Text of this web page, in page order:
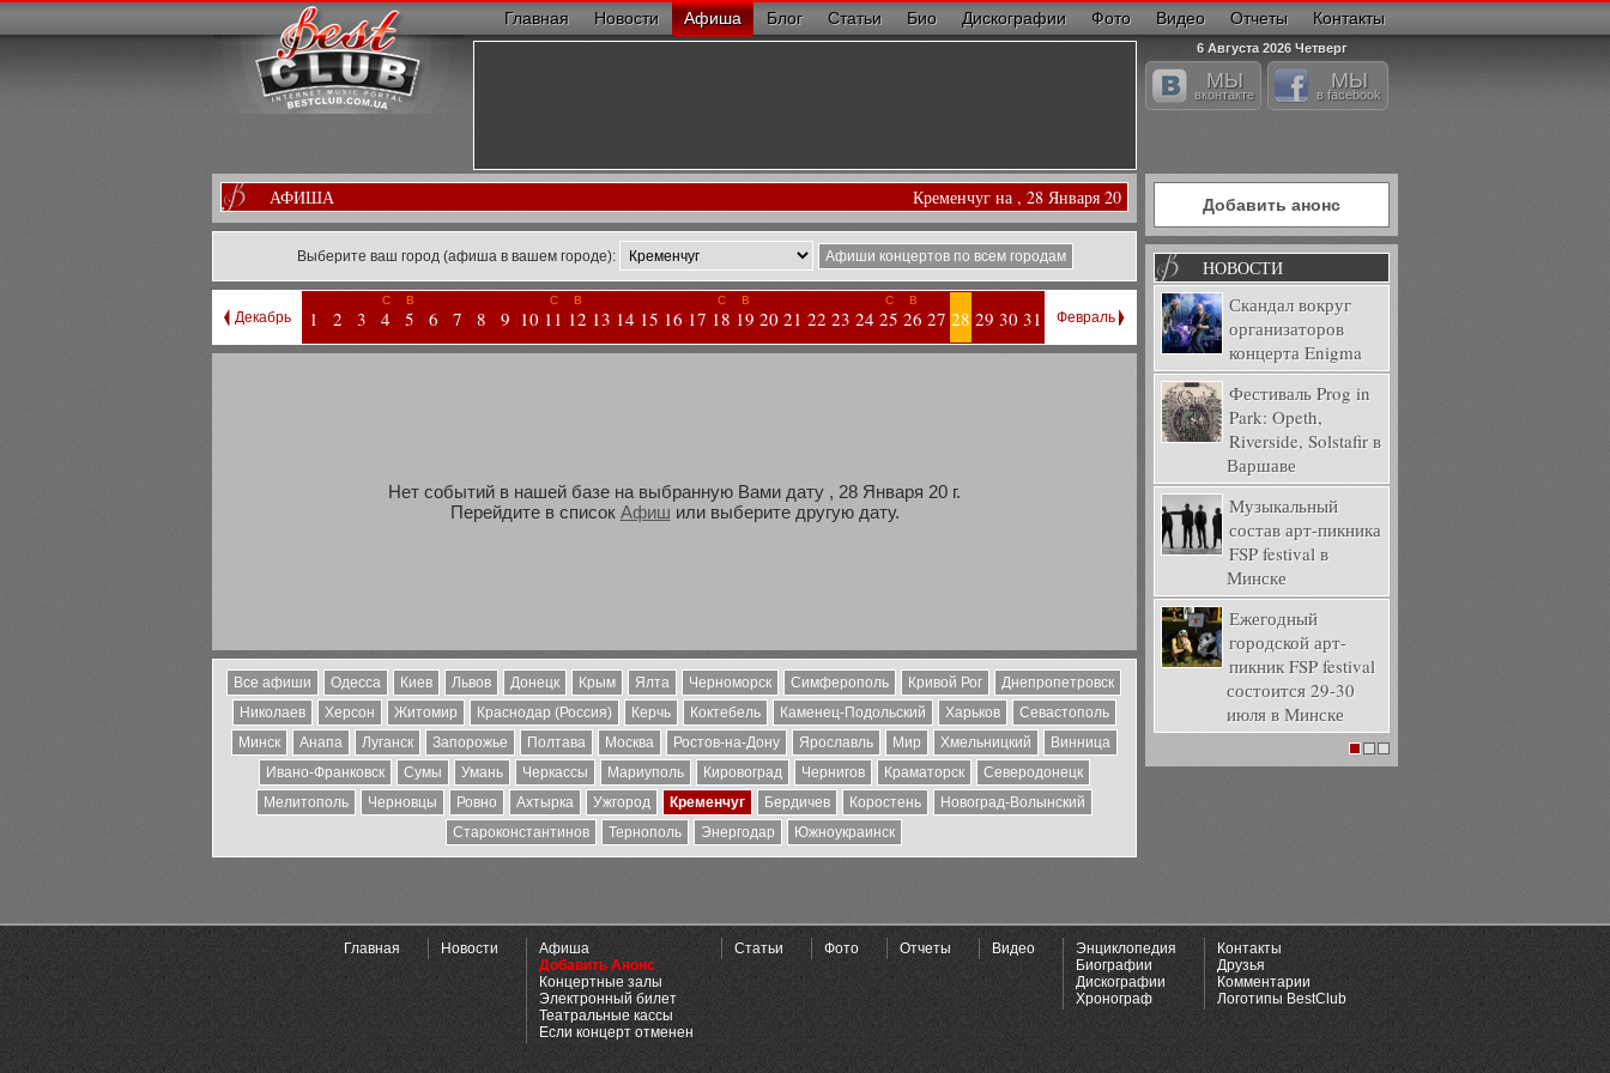
Главная Новости Афиша Блог Статьи Био Дискографии Фото Видео Отчеты Контакты
6 Августа 2026 Четверг
МЫ
вконтакте
МЫ
в facebook
АФИША Кременчуг на , 28 Января 20
Выберите ваш город (афиша в вашем городе): Афиши концертов по всем городам
Декабрь 1 2 3
С
4
В
5 6 7 8 9 10
С
11
В
12 13 14 15 16 17
С
18
В
19 20 21 22 23 24
С
25
В
26 27 28 29 30 31 Февраль
Нет событий в нашей базе на выбранную Вами дату , 28 Января 20 г.
Перейдите в список Афиш или выберите другую дату.
Все афиши Одесса Киев Львов Донецк Крым Ялта Черноморск Симферополь Кривой Рог
Днепропетровск
Николаев
Херсон Житомир Краснодар (Россия) Керчь Коктебель Каменец-Подольский Харьков
Севастополь
Минск
Анапа Луганск Запорожье Полтава Москва Ростов-на-Дону Ярославль Мир Хмельницкий
Винница
Ивано-Франковск
Сумы Умань Черкассы Мариуполь Кировоград Чернигов Краматорск
Северодонецк
Мелитополь
Черновцы Ровно Ахтырка Ужгород Кременчуг Бердичев Коростень
Новоград-Волынский
Староконстантинов
Тернополь Энергодар Южноукраинск
Добавить анонс
НОВОСТИ
Скандал вокруг
организаторов
концерта Enigma
Фестиваль Prog in
Park: Opeth,
Riverside, Solstafir в
Варшаве
Музыкальный
состав арт-пикника
FSP festival в
Минске
Ежегодный
городской арт-
пикник FSP festival
состоится 29-30
июля в Минске
Главная Новости
Афиша
Добавить Анонс
Концертные залы
Электронный билет
Театральные кассы
Если концерт отменен
Статьи Фото Отчеты Видео
Энциклопедия
Биографии
Дискографии
Хронограф
Контакты
Друзья
Комментарии
Логотипы BestClub